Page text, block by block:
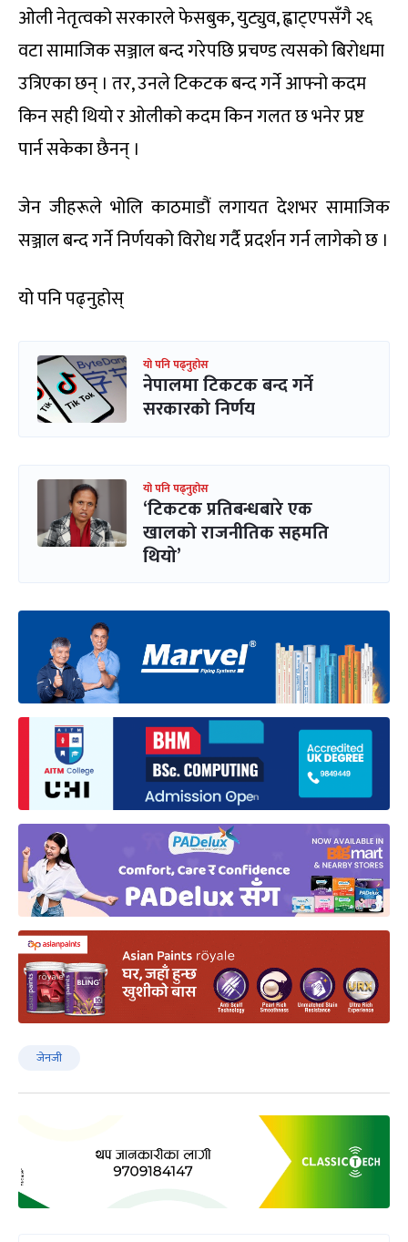
ओली नेतृत्वको सरकारले फेसबुक, युट्युव, ह्वाट्एपसँगै २६
वटा सामाजिक सञ्जाल बन्द गरेपछि प्रचण्ड त्यसको बिरोधमा
उत्रिएका छन् । तर, उनले टिकटक बन्द गर्ने आफ्नो कदम
किन सही थियो र ओलीको कदम किन गलत छ भनेर प्रष्ट
पार्न सकेका छैनन् ।
जेन जीहरूले भोलि काठमाडौं लगायत देशभर सामाजिक
सञ्जाल बन्द गर्ने निर्णयको विरोध गर्दै प्रदर्शन गर्न लागेको छ ।
यो पनि पढ्नुहोस्
यो पनि पढ्नुहोस
नेपालमा टिकटक बन्द गर्ने
सरकारको निर्णय
यो पनि पढ्नुहोस
‘टिकटक प्रतिबन्धबारे एक
खालको राजनीतिक सहमति
थियो’
जेनजी